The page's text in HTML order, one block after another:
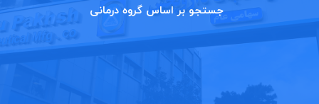
جستجو بر اساس گروه درمانی